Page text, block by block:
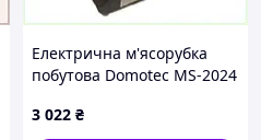
Електрична м'ясорубка
побутова Domotec MS-2024
8546K002PB
3 022 ₴